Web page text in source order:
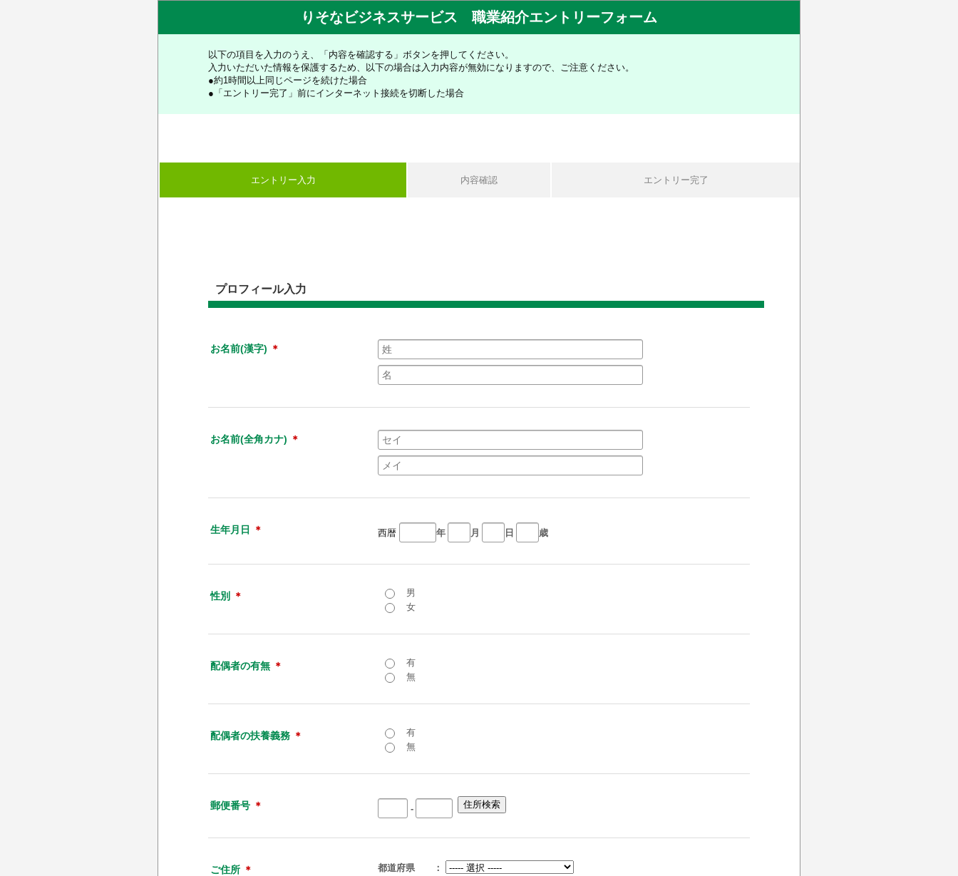
りそなビジネスサービス 職業紹介エントリーフォーム
以下の項目を入力のうえ、「内容を確認する」ボタンを押してください。
入力いただいた情報を保護するため、以下の場合は入力内容が無効になりますので、ご注意ください。
●約1時間以上同じページを続けた場合
●「エントリー完了」前にインターネット接続を切断した場合
エントリー入力 内容確認 エントリー完了
プロフィール入力
お名前(漢字) ＊
お名前(全角カナ) ＊
生年月日 ＊ 西暦 年 月 日 歳
性別 ＊
男
女
配偶者の有無 ＊
有
無
配偶者の扶養義務 ＊
有
無
郵便番号 ＊ -
ご住所 ＊ 都道府県 ：